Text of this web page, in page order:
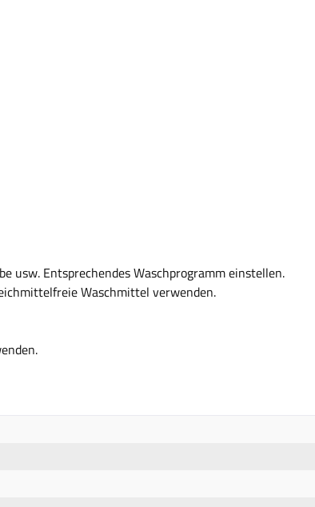
usw. Entsprechendes Waschprogramm einstellen.
Waschmittel verwenden.